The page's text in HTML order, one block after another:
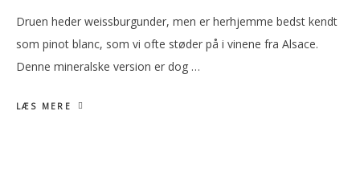
Druen heder weissburgunder, men er herhjemme bedst kendt
som pinot blanc, som vi ofte støder på i vinene fra Alsace.
Denne mineralske version er dog …
LÆS MERE